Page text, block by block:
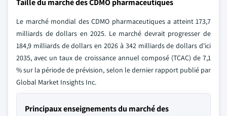
Taille du marché des CDMO pharmaceutiques
Le marché mondial des CDMO pharmaceutiques a atteint 173,7
milliards de dollars en 2025. Le marché devrait progresser de
184,9 milliards de dollars en 2026 à 342 milliards de dollars d'ici
2035, avec un taux de croissance annuel composé (TCAC) de 7,1
% sur la période de prévision, selon le dernier rapport publié par
Global Market Insights Inc.
Principaux enseignements du marché des